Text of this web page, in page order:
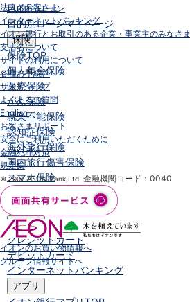
目的別ローン
目的別ローンマイページ
保険
保険TOP
個人年金保険
医療保険
がん保険
就業不能保険
認知症保険
海外旅行保険
国内旅行傷害保険
スマホ保険
傷害保険
介護保険
カード
クレジットカード
デビットカード
インターネットバンキング
アプリ
法人のお客さま
インターネットバンキング
イオン銀行とお取引のある企業・事業主のみなさま
支店名について
サイトの利用について
各種お手続き
サイトマップ
よくあるご質問
English
お客さまサポート
安全にご利用いただくために
金融犯罪対策
規定集
© 2007 AEON Bank,Ltd. 金融機関コード：0040
イオンのお買い物情報へ
グループ情報サイトへ